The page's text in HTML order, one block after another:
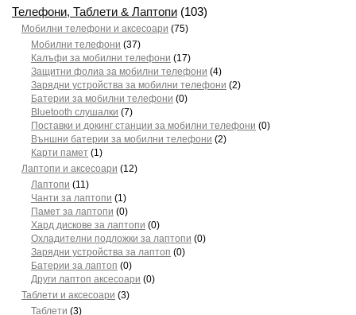
Телефони, Таблети & Лаптопи (103)
Мобилни телефони и аксесоари (75)
Мобилни телефони (37)
Калъфи за мобилни телефони (17)
Защитни фолиа за мобилни телефони (4)
Зарядни устройства за мобилни телефони (2)
Батерии за мобилни телефони (0)
Bluetooth слушалки (7)
Поставки и докинг станции за мобилни телефони (0)
Външни батерии за мобилни телефони (2)
Карти памет (1)
Лаптопи и аксесоари (12)
Лаптопи (11)
Чанти за лаптопи (1)
Памет за лаптопи (0)
Хард дискове за лаптопи (0)
Охладителни подложки за лаптопи (0)
Зарядни устройства за лаптоп (0)
Батерии за лаптоп (0)
Други лаптоп аксесоари (0)
Таблети и аксесоари (3)
Таблети (3)